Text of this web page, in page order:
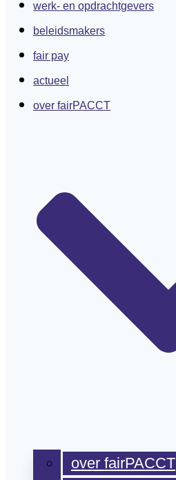
werk- en opdrachtgevers
beleidsmakers
fair pay
actueel
over fairPACCT
over fairPACCT